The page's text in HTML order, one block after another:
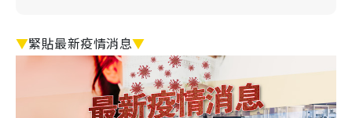
▼緊貼最新疫情消息▼